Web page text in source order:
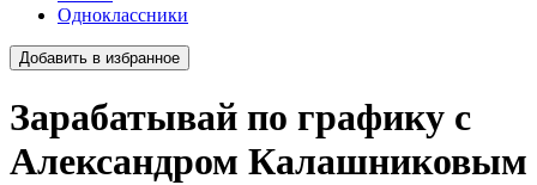
Одноклассники
Добавить в избранное
Зарабатывай по графику с
Александром Калашниковым